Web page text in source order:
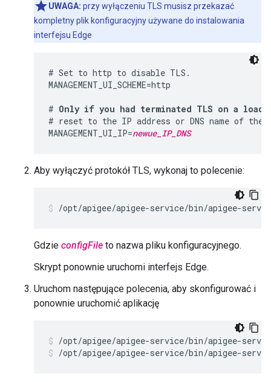
UWAGA: przy wyłączeniu TLS musisz przekazać
kompletny plik konfiguracyjny używane do instalowania
interfejsu Edge
# Set to http to disable TLS.
MANAGEMENT_UI_SCHEME=http
# Only if you had terminated TLS on a load
# reset to the IP address or DNS name of the
MANAGEMENT_UI_IP=newue_IP_DNS
Aby wyłączyć protokół TLS, wykonaj to polecenie:
/opt/apigee/apigee-service/bin/apigee-
Gdzie configFile to nazwa pliku konfiguracyjnego.
Skrypt ponownie uruchomi interfejs Edge.
Uruchom następujące polecenia, aby skonfigurować i
ponownie uruchomić aplikację
/opt/apigee/apigee-service/bin/apigee-
/opt/apigee/apigee-service/bin/apigee-